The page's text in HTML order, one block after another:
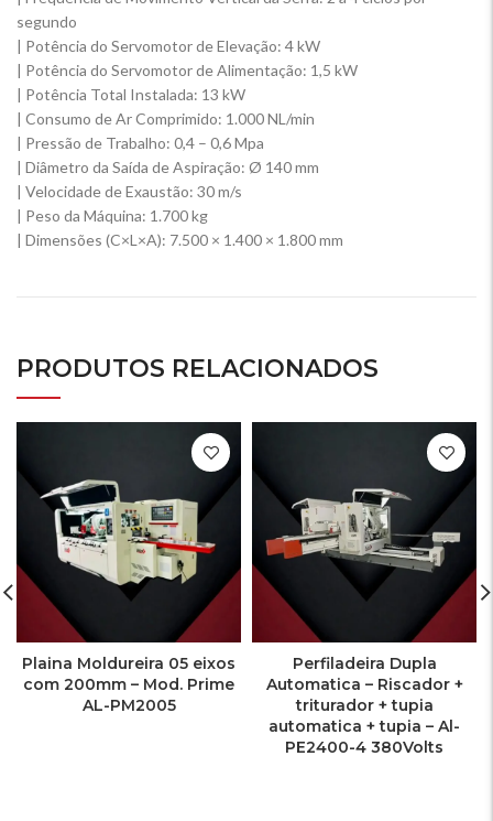
segundo
| Potência do Servomotor de Elevação: 4 kW
| Potência do Servomotor de Alimentação: 1,5 kW
| Potência Total Instalada: 13 kW
| Consumo de Ar Comprimido: 1.000 NL/min
| Pressão de Trabalho: 0,4 – 0,6 Mpa
| Diâmetro da Saída de Aspiração: Ø 140 mm
| Velocidade de Exaustão: 30 m/s
| Peso da Máquina: 1.700 kg
| Dimensões (C×L×A): 7.500 × 1.400 × 1.800 mm
PRODUTOS RELACIONADOS
Plaina Moldureira 05 eixos
com 200mm – Mod. Prime
AL-PM2005
Perfiladeira Dupla
Automatica – Riscador +
triturador + tupia
automatica + tupia – Al-
PE2400-4 380Volts